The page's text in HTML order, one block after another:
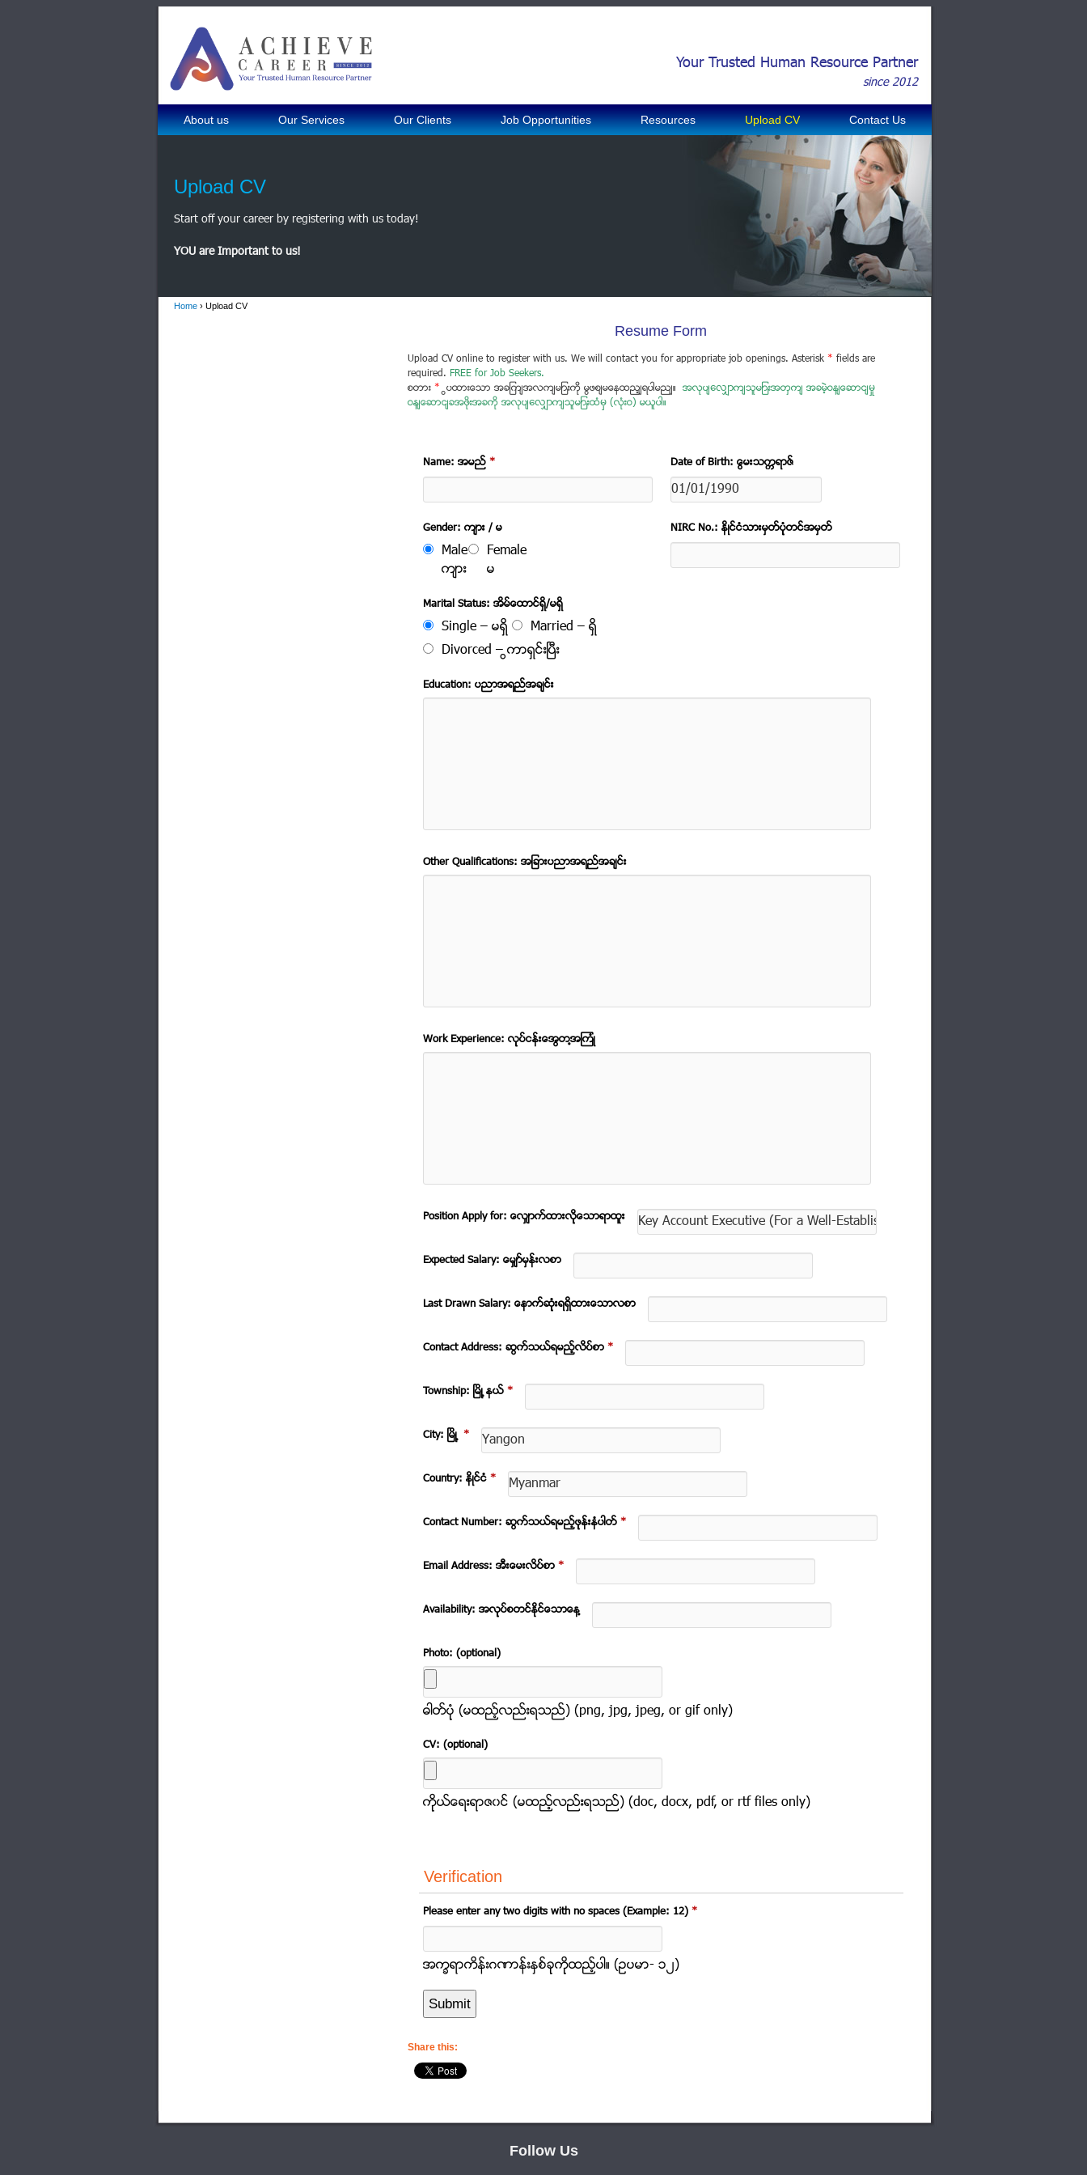
Your Trusted Human Resource Partner
since 2012
About us Our Services Our Clients Job Opportunities Resources Upload CV Contact Us
Upload CV
Start off your career by registering with us today!
YOU are Important to us!
Home› Upload CV
Resume Form
Upload CV online to register with us. We will contact you for appropriate job openings. Asterisk * fields are
required. FREE for Job Seekers.
စတား *ပြထားသော အချက်အလက်များကို မဖြစ်မနေထည့်ရပါမည်။ အလုပ်လျှောက်သူများအတွက် အခမဲ့ဝန်ဆောင်မှု
ဝန်ဆောင်ခအဖိုးအခကို အလုပ်လျှောက်သူများထံမှ (လုံးဝ) မယူပါ။
Name: အမည္* Date of Birth: ေမြးသကၠရာဇ္
Gender: က်ား / မ
Male
က်ား
Female
မ
NIRC No.: နိဳင္ငံသားမွတ္ပံုုတင္အမွတ္
Marital Status: အိမ္ေထာင္ရွိ/မရွိ
Single – မရွိ
Married – ရွိ
Divorced – ကြာရွင္းၿပီး
Education: ပညာအရည္အခ်င္း
Other Qualifications: အျခားပညာအရည္အခ်င္း
Work Experience: လုုပ္ငန္းအေတြ႔အၾကံဳ
Position Apply for: ေလွ်ာက္ထားလိုုေသာရာထူး
Expected Salary: ေမွ်ာ္မွန္းလစာ
Last Drawn Salary: ေနာက္ဆံုုးရရွိထားေသာလစာ
Contact Address: ဆက္သြယ္ရမည့္လိပ္စာ*
Township: ၿမိဳ ့နယ္*
City: ၿမိဳ ့*
Country: နိဳင္ငံ*
Contact Number: ဆက္သြယ္ရမည့္ဖုုန္းနံပါတ္*
Email Address: အီးေမးလိပ္စာ*
Availability: အလုုပ္စတင္ႏိုင္ေသာေန႔
Photo: (optional)
ဓါတ္ပံုု (မထည့္လည္းရသည္) (png, jpg, jpeg, or gif only)
CV: (optional)
ကိုုယ္ေရးရာဇ၀င္ (မထည့္လည္းရသည္) (doc, docx, pdf, or rtf files only)
Verification
Please enter any two digits with no spaces (Example: 12)*
အကၡရာကိန္းဂဏာန္းႏွစ္ခုုကိုုထည့္ပါ။ (ဥပမာ- ၁၂)
Share this:
Follow Us